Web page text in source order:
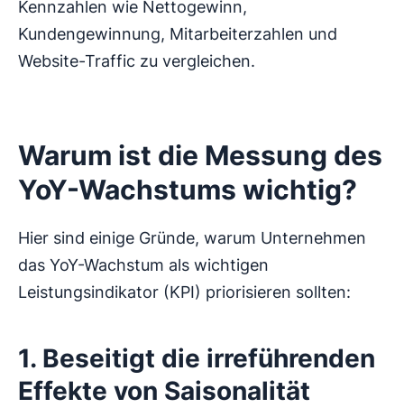
Kennzahlen wie Nettogewinn,
Kundengewinnung, Mitarbeiterzahlen und
Website-Traffic zu vergleichen.
Warum ist die Messung des
YoY-Wachstums wichtig?
Hier sind einige Gründe, warum Unternehmen
das YoY-Wachstum als wichtigen
Leistungsindikator (KPI) priorisieren sollten:
1. Beseitigt die irreführenden
Effekte von Saisonalität